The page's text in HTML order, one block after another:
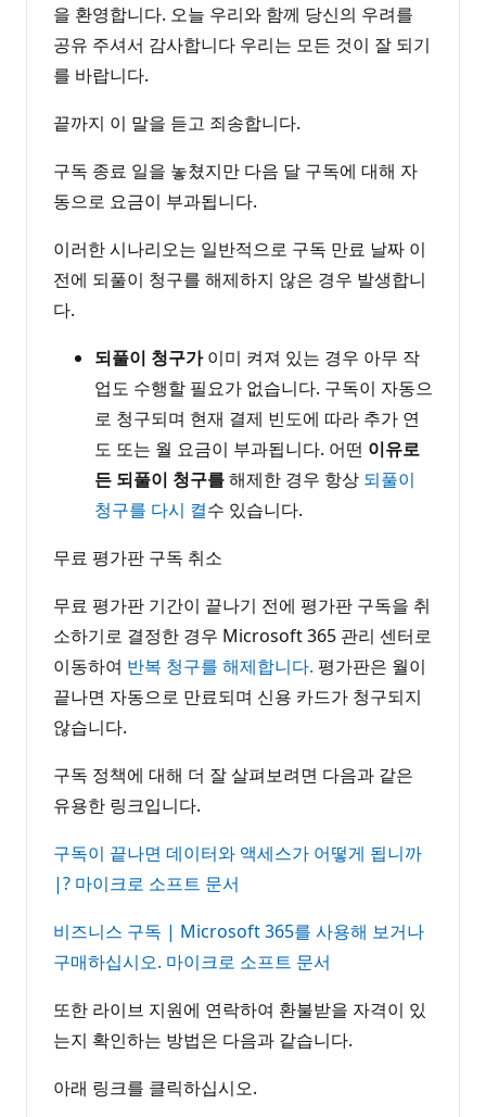
을 환영합니다. 오늘 우리와 함께 당신의 우려를
공유 주셔서 감사합니다 우리는 모든 것이 잘 되기
를 바랍니다.
끝까지 이 말을 듣고 죄송합니다.
구독 종료 일을 놓쳤지만 다음 달 구독에 대해 자
동으로 요금이 부과됩니다.
이러한 시나리오는 일반적으로 구독 만료 날짜 이
전에 되풀이 청구를 해제하지 않은 경우 발생합니
다.
되풀이 청구가이미 켜져 있는 경우 아무 작
업도 수행할 필요가 없습니다. 구독이 자동으
로 청구되며 현재 결제 빈도에 따라 추가 연
도 또는 월 요금이 부과됩니다. 어떤 이유로
든 되풀이 청구를해제한 경우 항상 되풀이
청구를 다시 켤수 있습니다.
무료 평가판 구독 취소
무료 평가판 기간이 끝나기 전에 평가판 구독을 취
소하기로 결정한 경우 Microsoft 365 관리 센터로
이동하여 반복 청구를 해제합니다. 평가판은 월이
끝나면 자동으로 만료되며 신용 카드가 청구되지
않습니다.
구독 정책에 대해 더 잘 살펴보려면 다음과 같은
유용한 링크입니다.
구독이 끝나면 데이터와 액세스가 어떻게 됩니까
|? 마이크로 소프트 문서
비즈니스 구독 | Microsoft 365를 사용해 보거나
구매하십시오. 마이크로 소프트 문서
또한 라이브 지원에 연락하여 환불받을 자격이 있
는지 확인하는 방법은 다음과 같습니다.
아래 링크를 클릭하십시오.